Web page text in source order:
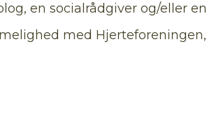
en socialrådgiver og/eller
med